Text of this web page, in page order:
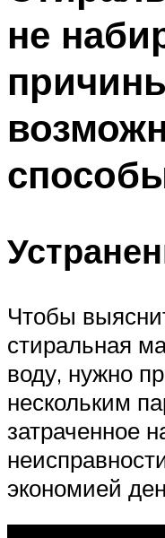
не
Чтобы
стиральная
воду, нужно
нескольким
затраченное
экономией